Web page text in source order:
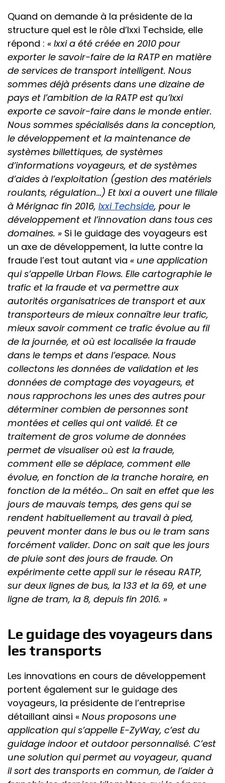
Quand on demande à la présidente de la
structure quel est le rôle d’Ixxi Techside, elle
répond : « Ixxi a été créée en 2010 pour
exporter le savoir-faire de la RATP en matière
de services de transport intelligent. Nous
sommes déjà présents dans une dizaine de
pays et l’ambition de la RATP est qu’Ixxi
exporte ce savoir-faire dans le monde entier.
Nous sommes spécialisés dans la conception,
le développement et la maintenance de
systèmes billettiques, de systèmes
d’informations voyageurs, et de systèmes
d’aides à l’exploitation (gestion des matériels
roulants, régulation…) Et Ixxi a ouvert une filiale
à Mérignac fin 2016, Ixxi Techside, pour le
développement et l’innovation dans tous ces
domaines. » Si le guidage des voyageurs est
un axe de développement, la lutte contre la
fraude l’est tout autant via « une application
qui s’appelle Urban Flows. Elle cartographie le
trafic et la fraude et va permettre aux
autorités organisatrices de transport et aux
transporteurs de mieux connaître leur trafic,
mieux savoir comment ce trafic évolue au fil
de la journée, et où est localisée la fraude
dans le temps et dans l’espace. Nous
collectons les données de validation et les
données de comptage des voyageurs, et
nous rapprochons les unes des autres pour
déterminer combien de personnes sont
montées et celles qui ont validé. Et ce
traitement de gros volume de données
permet de visualiser où est la fraude,
comment elle se déplace, comment elle
évolue, en fonction de la tranche horaire, en
fonction de la météo… On sait en effet que les
jours de mauvais temps, des gens qui se
rendent habituellement au travail à pied,
peuvent monter dans le bus ou le tram sans
forcément valider. Donc on sait que les jours
de pluie sont des jours de fraude. On
expérimente cette appli sur le réseau RATP,
sur deux lignes de bus, la 133 et la 69, et une
ligne de tram, la 8, depuis fin 2016. »
Le guidage des voyageurs dans
les transports
Les innovations en cours de développement
portent également sur le guidage des
voyageurs, la présidente de l’entreprise
détaillant ainsi « Nous proposons une
application qui s’appelle E-ZyWay, c’est du
guidage indoor et outdoor personnalisé. C’est
une solution qui permet au voyageur, quand
il sort des transports en commun, de l’aider à